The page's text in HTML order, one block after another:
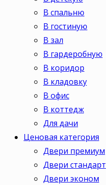
В спальню
В гостиную
В зал
В гардеробную
В коридор
В кладовку
В офис
В коттедж
Для дачи
Ценовая категория
Двери премиум
Двери стандарт
Двери эконом